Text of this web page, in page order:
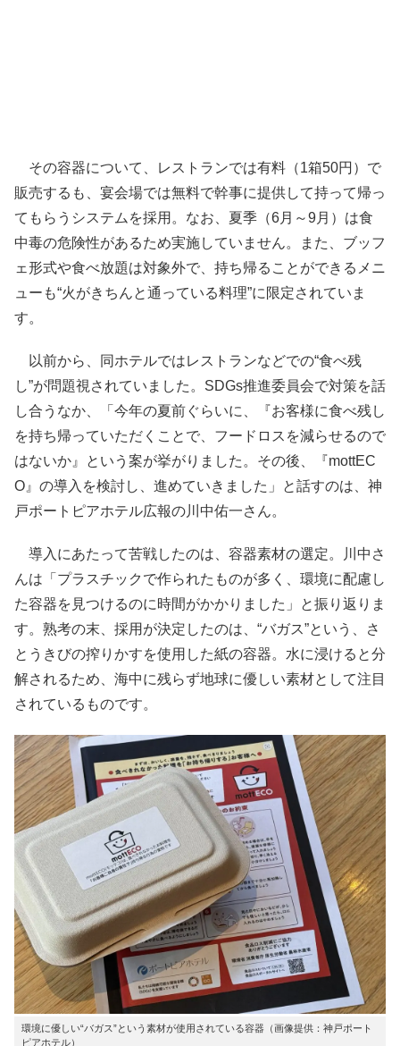
その容器について、レストランでは有料（1箱50円）で
販売するも、宴会場では無料で幹事に提供して持って帰っ
てもらうシステムを採用。なお、夏季（6月～9月）は食
中毒の危険性があるため実施していません。また、ブッフ
ェ形式や食べ放題は対象外で、持ち帰ることができるメニ
ューも“火がきちんと通っている料理”に限定されていま
す。
以前から、同ホテルではレストランなどでの“食べ残
し”が問題視されていました。SDGs推進委員会で対策を話
し合うなか、「今年の夏前ぐらいに、『お客様に食べ残し
を持ち帰っていただくことで、フードロスを減らせるので
はないか』という案が挙がりました。その後、『mottEC
O』の導入を検討し、進めていきました」と話すのは、神
戸ポートピアホテル広報の川中佑一さん。
導入にあたって苦戦したのは、容器素材の選定。川中さ
んは「プラスチックで作られたものが多く、環境に配慮し
た容器を見つけるのに時間がかかりました」と振り返りま
す。熟考の末、採用が決定したのは、“バガス”という、さ
とうきびの搾りかすを使用した紙の容器。水に浸けると分
解されるため、海中に残らず地球に優しい素材として注目
されているものです。
環境に優しい“バガス”という素材が使用されている容器（画像提供：神戸ポート
ピアホテル）